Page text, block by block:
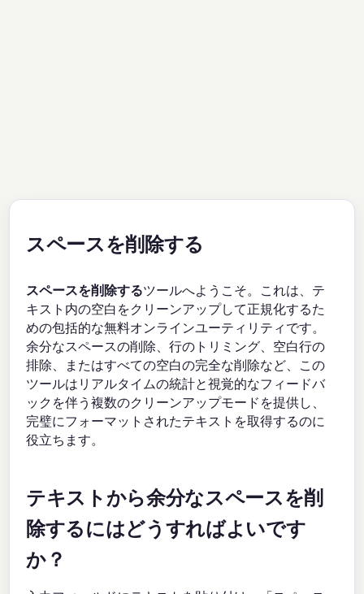
スペースを削除する
スペースを削除するツールへようこそ。これは、テ
キスト内の空白をクリーンアップして正規化するた
めの包括的な無料オンラインユーティリティです。
余分なスペースの削除、行のトリミング、空白行の
排除、またはすべての空白の完全な削除など、この
ツールはリアルタイムの統計と視覚的なフィードバ
ックを伴う複数のクリーンアップモードを提供し、
完璧にフォーマットされたテキストを取得するのに
役立ちます。
テキストから余分なスペースを削
除するにはどうすればよいです
か？